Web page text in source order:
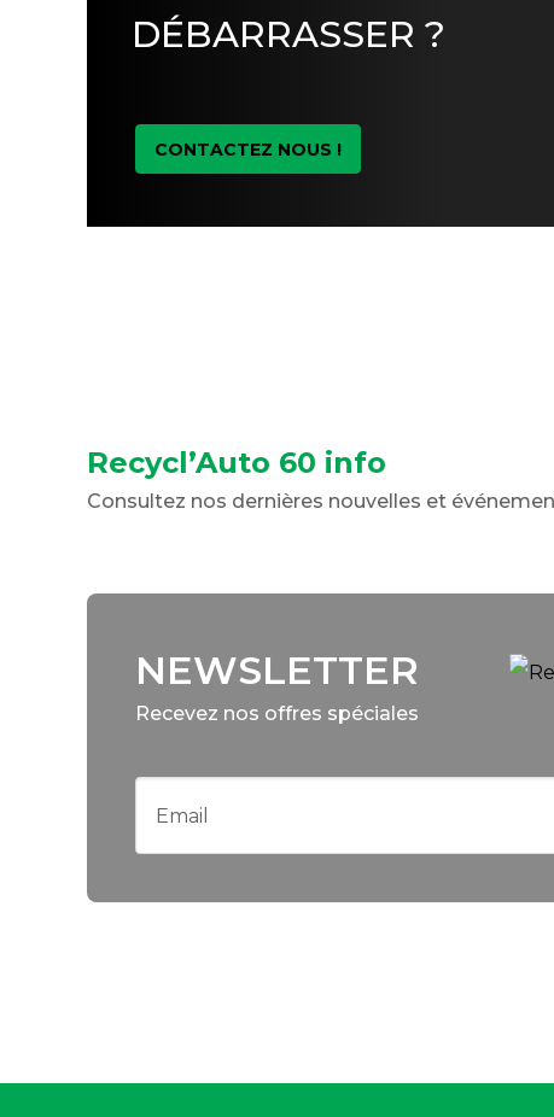
DÉBARRASSER ?
CONTACTEZ NOUS !
Recycl’Auto 60 info
Consultez nos dernières nouvelles et
NEWSLETTER
Recevez nos offres spéciales